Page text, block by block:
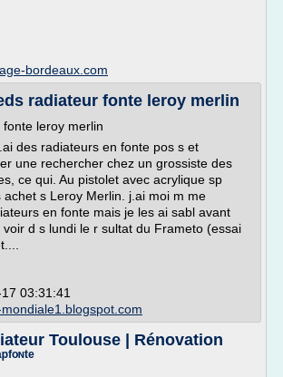
bordeaux.com
radiateur fonte leroy merlin
leroy merlin
des radiateurs en fonte pos s et
une rechercher chez un grossiste des
ce qui. Au pistolet avec acrylique sp
achet s Leroy Merlin. j.ai moi m me
en fonte mais je les ai sabl avant
voir d s lundi le r sultat du Frameto (essai
03:31:41
Toulouse | Rénovation